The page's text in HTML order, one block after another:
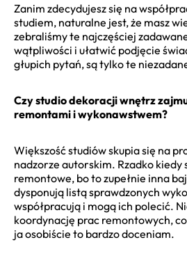
Zanim zdecydujesz się na
studiem, naturalne jest, że masz
zebraliśmy te najczęściej
wątpliwości i ułatwić podjęcie
głupich pytań, są tylko te
Czy studio dekoracji wnętrz
remontami i wykonawstwem?
Większość studiów skupia się na
nadzorze autorskim. Rzadko kiedy
remontowe, bo to zupełnie inna
dysponują listą sprawdzonych
współpracują i mogą ich polecić.
koordynację prac remontowych,
ja osobiście to bardzo doceniam.